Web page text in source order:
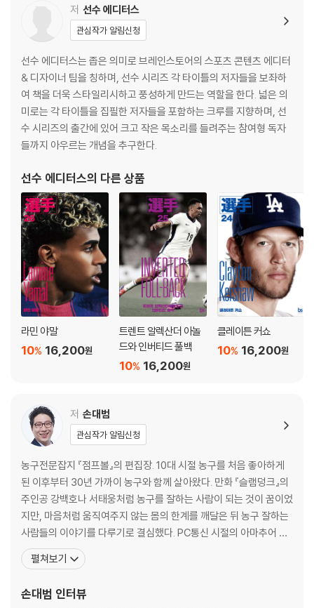
STORY: 득점 기계들의 고향 골든스테이트 워리어스
3. GOLDEN DAYS
01 스테픈 커리 vs 르브론 제임스 4년 전쟁의 시작
STORY: STEPH & AYESHA
02 대기록 스트레스가 가져온 시리즈 역전패
03 햄튼 5 결성! 그리고 2년 연속 우승
COLUMN: 커리를 MVP로 만든 일곱 가지 비결
01 또 다른 챕터의 끝
COLUMN: 오타 하나가 바꾼 브랜드 시장, 그리고 언더독 신화
02 다시, 증명의 길에 발을 내딛다
COLUMN: 인간 스테픈 커리
SPECIAL COLUMN: 우리가 커리에게 미치는 이유
에필로그: We Are All Witness 우리는 커리 시대의 증인이다
저 선수 에디터스
관심작가 알림신청
선수 에디터스는 좁은 의미로 브레인스토어의 스포츠 콘텐츠 에디터
& 디자이너 팀을 칭하며, 선수 시리즈 각 타이틀의 저자들을 보좌하
여 책을 더욱 스타일리시하고 풍성하게 만드는 역할을 한다. 넓은 의
미로는 각 타이틀을 집필한 저자들을 포함하는 크루를 지향하며, 선
수 시리즈의 출간에 있어 크고 작은 목소리를 들려주는 참여형 독자
들까지 아우르는 개념을 추구한다.
선수 에디터스의 다른 상품
라민 야말
16,200원
10%
트렌트 알렉산더 아놀
드와 인버티드 풀백
16,200원
10%
클레이튼 커쇼
16,200원
10%
저 손대범
관심작가 알림신청
농구전문잡지 『점프볼』의 편집장. 10대 시절 농구를 처음 좋아하게
된 이후부터 30년 가까이 농구와 함께 살아왔다. 만화 『슬램덩크』의
주인공 강백호나 서태웅처럼 농구를 잘하는 사람이 되는 것이 꿈이었
지만, 마음처럼 움직여주지 않는 몸의 한계를 깨달은 뒤 농구 잘하는
사람들의 이야기를 다루기로 결심했다. PC통신 시절의 아마추어 농
구 기자 활동을 제외하더라도 본격적인 취재와 글쓰기 활동을 하면서
어느덧 24번의 시즌을 보냈다. 농구 팬들은 그를 ‘농구 학자’라고 부
쓰고 말하고 있으며, 스포츠 라디오
펼쳐보기
손대범 인터뷰